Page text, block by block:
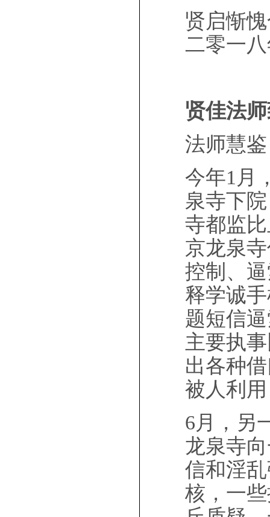
贤启惭
二零一
贤佳法
法师慧
今年1月
泉寺下
寺都监
京龙泉
控制、
释学诚
题短信
主要执
出各种
被人利
6月，另
龙泉寺
信和淫
核，一